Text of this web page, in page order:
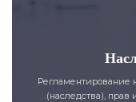
Регламентирование
(наследства),